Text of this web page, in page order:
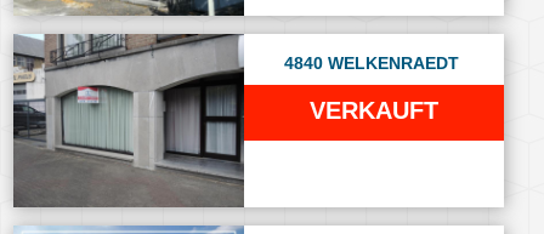
4840 WELKENRAEDT
VERKAUFT